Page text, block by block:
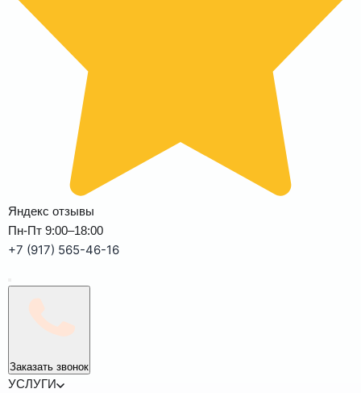
Яндекс отзывы
Пн-Пт 9:00–18:00
+7 (917) 565-46-16
Заказать звонок
УСЛУГИ